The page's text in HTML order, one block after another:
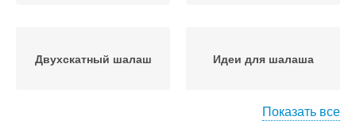
Двухскатный шалаш Идеи для шалаша
Показать все